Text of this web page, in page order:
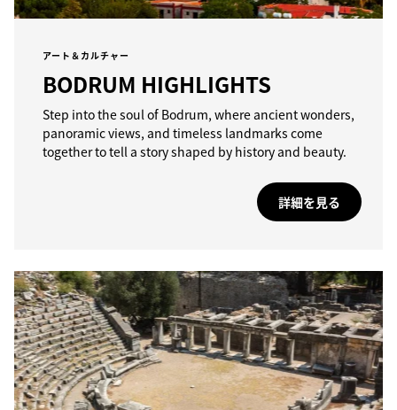
アート＆カルチャー
BODRUM HIGHLIGHTS
Step into the soul of Bodrum, where ancient wonders,
panoramic views, and timeless landmarks come
together to tell a story shaped by history and beauty.
詳細を見る